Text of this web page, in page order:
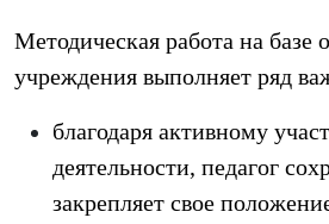
Методическая работа на базе
учреждения выполняет ряд
благодаря активному
деятельности, педагог
закрепляет свое